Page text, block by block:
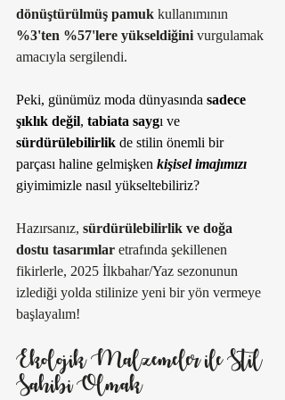
dönüştürülmüş pamuk kullanımının
%3'ten %57'lere yükseldiğini vurgulamak
amacıyla sergilendi.
Peki, günümüz moda dünyasında sadece
şıklık değil, tabiata saygı ve
sürdürülebilirlik de stilin önemli bir
parçası haline gelmişken kişisel imajımızı
giyimimizle nasıl yükseltebiliriz?
Hazırsanız, sürdürülebilirlik ve doğa
dostu tasarımlar etrafında şekillenen
fikirlerle, 2025 İlkbahar/Yaz sezonunun
izlediği yolda stilinize yeni bir yön vermeye
başlayalım!
Ekolojik Malzemeler ile Stil
Sahibi Olmak